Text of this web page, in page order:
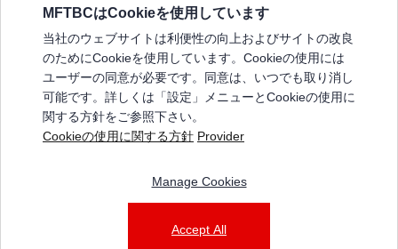
弊社の製品について
販売店リスト
よくある質問 / お問い合わせ
特定商取引法に基づく表記
三菱ふそうショップ_利用規約
MFTBCはCookieを使用しています
当社のウェブサイトは利便性の向上およびサイトの改良
のためにCookieを使用しています。Cookieの使用には
ユーザーの同意が必要です。同意は、いつでも取り消し
可能です。詳しくは「設定」メニューとCookieの使用に
関する方針をご参照下さい。
Cookieの使用に関する方針 Provider
Manage Cookies
Accept All